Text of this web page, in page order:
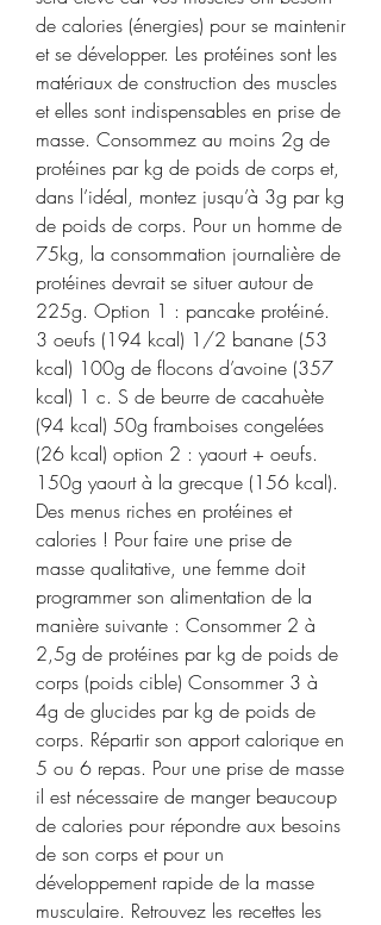
de calories (énergies) pour se maintenir
et se développer. Les protéines sont les
matériaux de construction des muscles
et elles sont indispensables en prise de
masse. Consommez au moins 2g de
protéines par kg de poids de corps et,
dans l’idéal, montez jusqu’à 3g par kg
de poids de corps. Pour un homme de
75kg, la consommation journalière de
protéines devrait se situer autour de
225g. Option 1 : pancake protéiné.
3 oeufs (194 kcal) 1/2 banane (53
kcal) 100g de flocons d’avoine (357
kcal) 1 c. S de beurre de cacahuète
(94 kcal) 50g framboises congelées
(26 kcal) option 2 : yaourt + oeufs.
150g yaourt à la grecque (156 kcal).
Des menus riches en protéines et
calories ! Pour faire une prise de
masse qualitative, une femme doit
programmer son alimentation de la
manière suivante : Consommer 2 à
2,5g de protéines par kg de poids de
corps (poids cible) Consommer 3 à
4g de glucides par kg de poids de
corps. Répartir son apport calorique en
5 ou 6 repas. Pour une prise de masse
il est nécessaire de manger beaucoup
de calories pour répondre aux besoins
de son corps et pour un
développement rapide de la masse
musculaire. Retrouvez les recettes les